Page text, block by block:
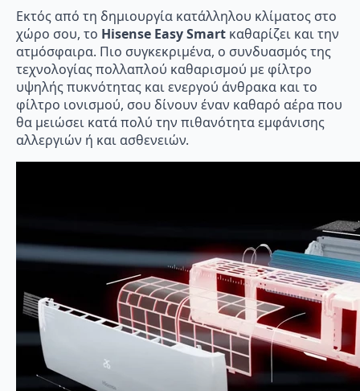
Εκτός από τη δημιουργία κατάλληλου κλίματος στο
χώρο σου, το Hisense Easy Smart καθαρίζει και την
ατμόσφαιρα. Πιο συγκεκριμένα, ο συνδυασμός της
τεχνολογίας πολλαπλού καθαρισμού με φίλτρο
υψηλής πυκνότητας και ενεργού άνθρακα και το
φίλτρο ιονισμού, σου δίνουν έναν καθαρό αέρα που
θα μειώσει κατά πολύ την πιθανότητα εμφάνισης
αλλεργιών ή και ασθενειών.